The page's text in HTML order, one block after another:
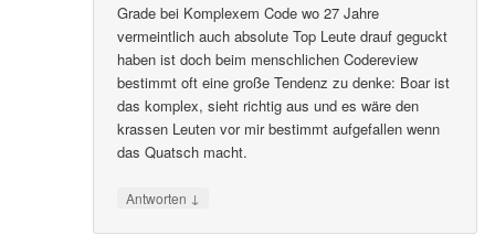
Grade bei Komplexem Code wo 27 Jahre
vermeintlich auch absolute Top Leute drauf geguckt
haben ist doch beim menschlichen Codereview
bestimmt oft eine große Tendenz zu denke: Boar ist
das komplex, sieht richtig aus und es wäre den
krassen Leuten vor mir bestimmt aufgefallen wenn
das Quatsch macht.
Antworten ↓